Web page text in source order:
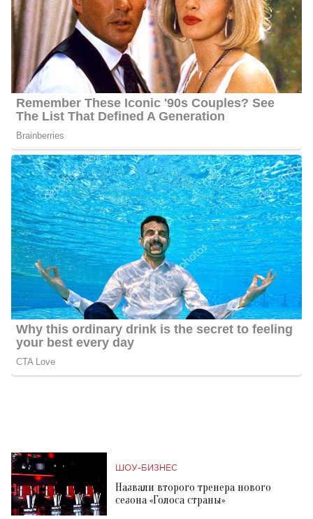
ШОУ-БИЗНЕС
Назвали второго тренера нового
сезона «Голоса страны»